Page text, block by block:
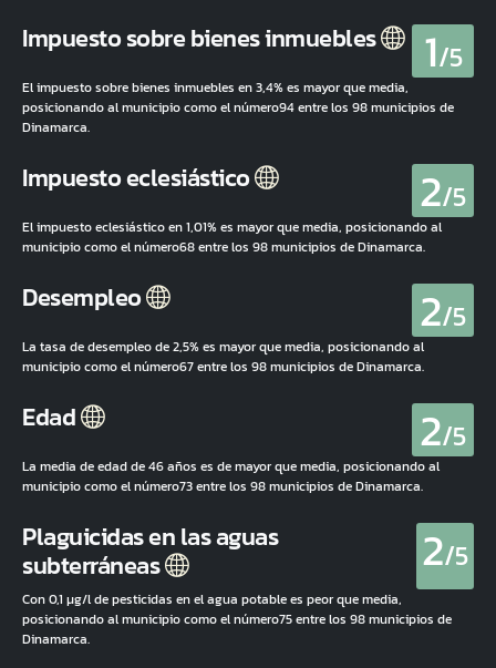
Impuesto sobre bienes inmuebles 1/5
El impuesto sobre bienes inmuebles en 3,4% es mayor que media,
posicionando al municipio como el número94 entre los 98 municipios de
Dinamarca.
Impuesto eclesiástico 2/5
El impuesto eclesiástico en 1,01% es mayor que media, posicionando al
municipio como el número68 entre los 98 municipios de Dinamarca.
Desempleo 2/5
La tasa de desempleo de 2,5% es mayor que media, posicionando al
municipio como el número67 entre los 98 municipios de Dinamarca.
Edad 2/5
La media de edad de 46 años es de mayor que media, posicionando al
municipio como el número73 entre los 98 municipios de Dinamarca.
Plaguicidas en las aguas
subterráneas 2/5
Con 0,1 µg/l de pesticidas en el agua potable es peor que media,
posicionando al municipio como el número75 entre los 98 municipios de
Dinamarca.